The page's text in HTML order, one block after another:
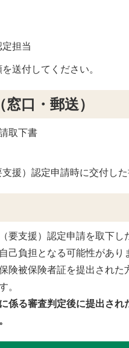
担当
送付してください。
口・郵送）
取下書
援）認定申請時に交付した
要支援）認定申請を取下
己負担となる可能性があり
険被保険者証を提出され
。
係る審査判定後に提出さ